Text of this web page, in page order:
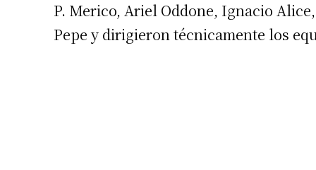
P. Merico, Ariel Oddone, Ignacio
Pepe y dirigieron técnicamente los